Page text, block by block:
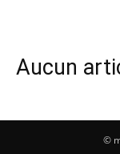
Aucun
©